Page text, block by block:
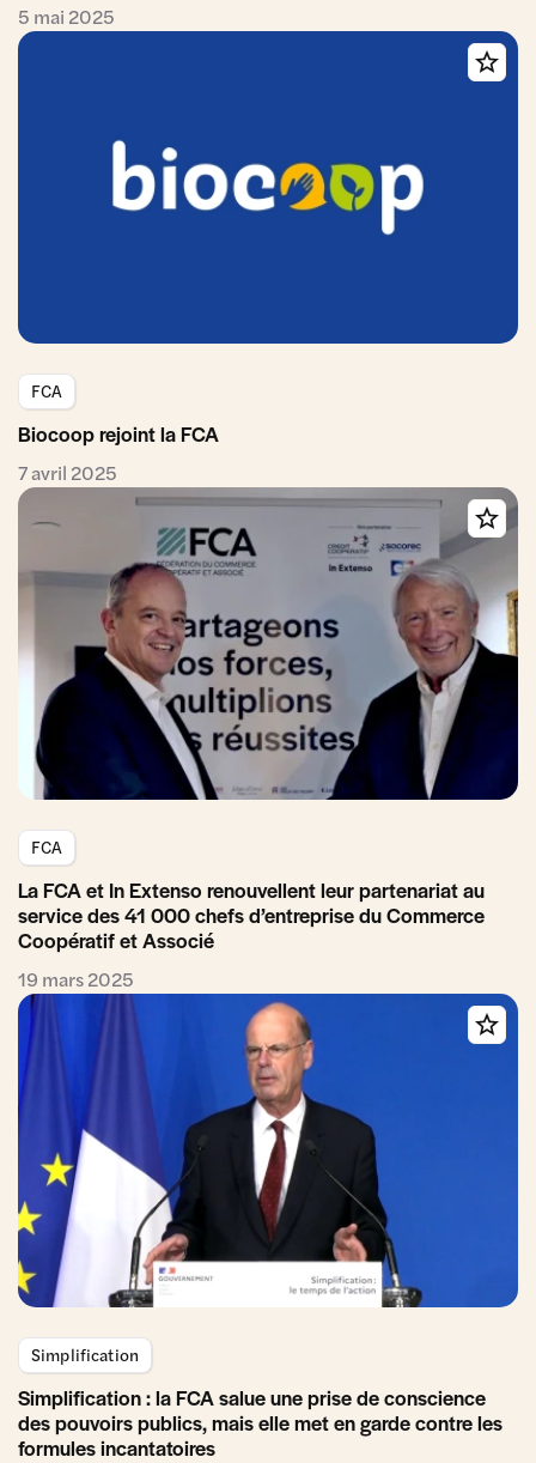
5 mai 2025
FCA
Biocoop rejoint la FCA
7 avril 2025
FCA
La FCA et In Extenso renouvellent leur partenariat au
service des 41 000 chefs d’entreprise du Commerce
Coopératif et Associé
19 mars 2025
Simplification
Simplification : la FCA salue une prise de conscience
des pouvoirs publics, mais elle met en garde contre les
formules incantatoires